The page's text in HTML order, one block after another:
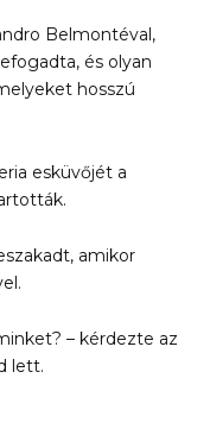
Belmontéval,
és olyan
hosszú
esküvőjét a
amikor
– kérdezte az
lett.